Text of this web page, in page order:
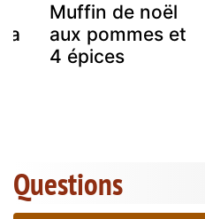
Muffin de noël
aux pommes et
4 épices
Questions